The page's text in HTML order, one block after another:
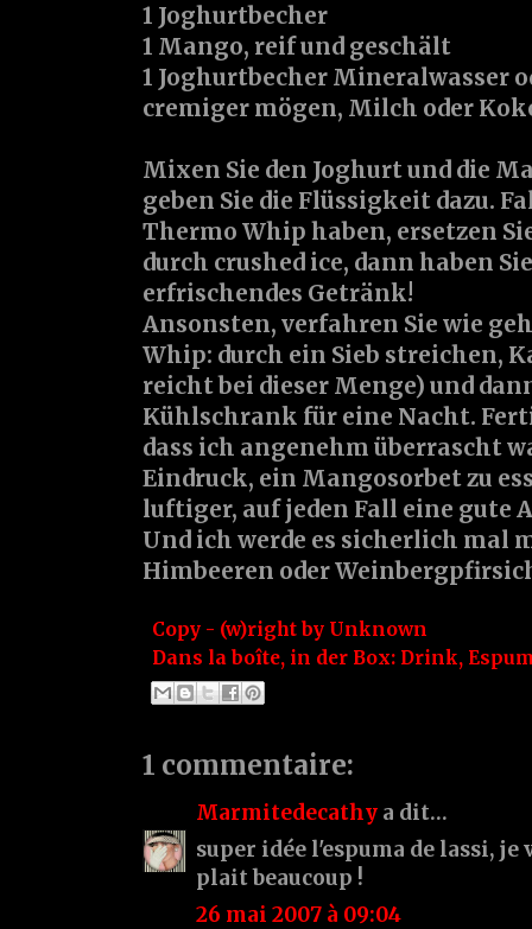
1 Joghurtbecher
1 Mango, reif und geschält
1 Joghurtbecher Mineralwasser
cremiger mögen, Milch oder
Mixen Sie den Joghurt und die
geben Sie die Flüssigkeit dazu.
Thermo Whip haben, ersetzen
durch crushed ice, dann haben
erfrischendes Getränk!
Ansonsten, verfahren Sie wie
Whip: durch ein Sieb streichen,
reicht bei dieser Menge) und
Kühlschrank für eine Nacht.
dass ich angenehm überrascht
Eindruck, ein Mangosorbet zu
luftiger, auf jeden Fall eine gute
Und ich werde es sicherlich mal
Himbeeren oder
Copy - (w)right by Unknown
Dans la boîte, in der Box: Drink,
1 commentaire:
Marmitedecathy a dit…
super idée l'espuma de lassi, je
plait beaucoup !
26 mai 2007 à 09:04